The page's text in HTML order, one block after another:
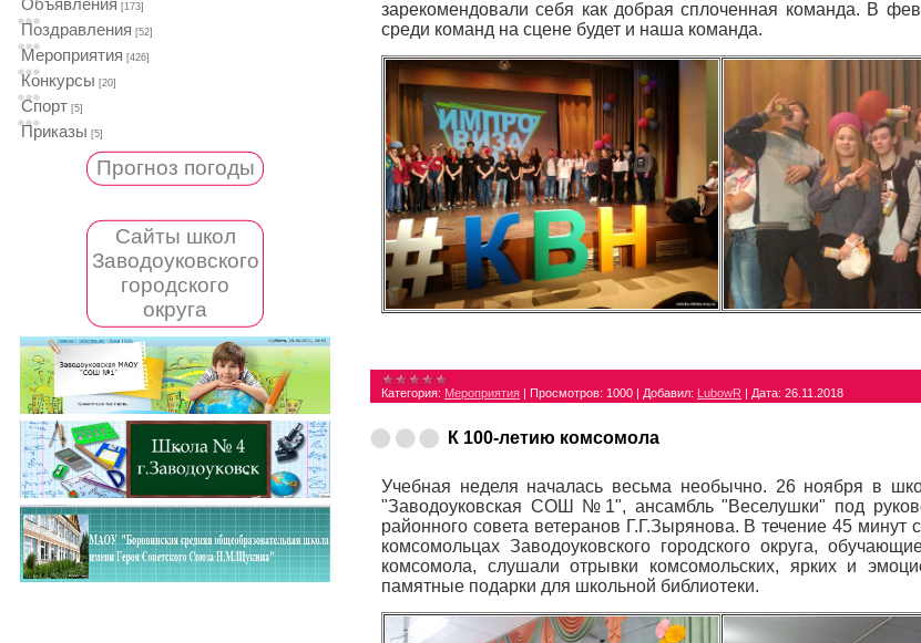
Объявления [173]
Поздравления [52]
Мероприятия [426]
Конкурсы [20]
Спорт [5]
Приказы [5]
Прогноз погоды
Сайты школ
Заводоуковского
городского
округа
зарекомендовали себя как добрая сплоченная команда. В
среди команд на сцене будет и наша команда.
Категория: Мероприятия Просмотров: 1000 Добавил: LubowR Дата: 26.11.2018
К 100-летию комсомола
Учебная неделя началась весьма необычно. 26 ноября в
"Заводоуковская СОШ №1", ансамбль "Веселушки" под
районного совета ветеранов Г.Г.Зырянова. В течение 45
комсомольцах Заводоуковского городского округа,
комсомола, слушали отрывки комсомольских, ярких и
памятные подарки для школьной библиотеки.